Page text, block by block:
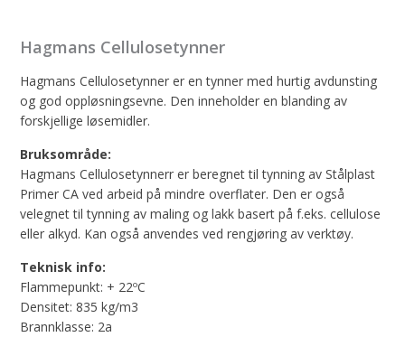
Hagmans Cellulosetynner
Hagmans Cellulosetynner er en tynner med hurtig avdunsting
og god oppløsningsevne. Den inneholder en blanding av
forskjellige løsemidler.
Bruksområde:
Hagmans Cellulosetynnerr er beregnet til tynning av Stålplast
Primer CA ved arbeid på mindre overflater. Den er også
velegnet til tynning av maling og lakk basert på f.eks. cellulose
eller alkyd. Kan også anvendes ved rengjøring av verktøy.
Teknisk info:
Flammepunkt: + 22ºC
Densitet: 835 kg/m3
Brannklasse: 2a